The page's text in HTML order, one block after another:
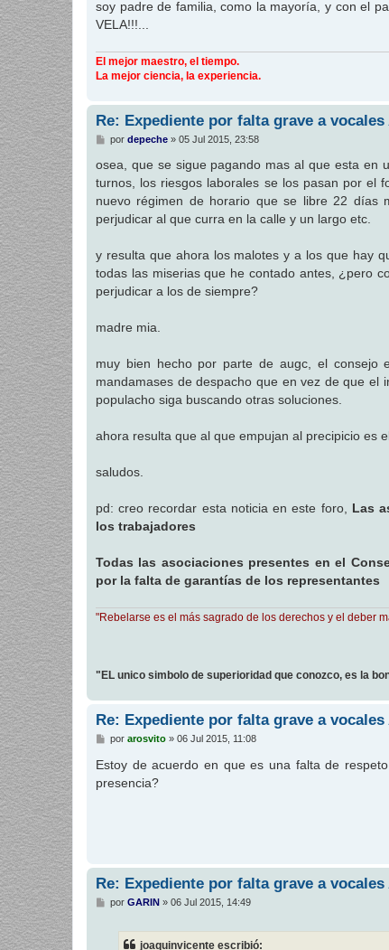
soy padre de familia, como la mayoría, y con el
VELA!!!...
El mejor maestro, el tiempo.
La mejor ciencia, la experiencia.
Re: Expediente por falta grave a vocales
M
n
a
j
e
por depeche» 05 Jul 2015, 23:58
osea, que se sigue pagando mas al que esta en
turnos, los riesgos laborales se los pasan por el
nuevo régimen de horario que se libre 22 días
perjudicar al que curra en la calle y un largo etc.
y resulta que ahora los malotes y a los que hay
todas las miserias que he contado antes, ¿pero
perjudicar a los de siempre?
madre mia.
muy bien hecho por parte de augc, el consejo
mandamases de despacho que en vez de que el
populacho siga buscando otras soluciones.
ahora resulta que al que empujan al precipicio es
saludos.
pd: creo recordar esta noticia en este foro, Las
los trabajadores
Todas las asociaciones presentes en el
por la falta de garantías de los representantes
"Rebelarse es el más sagrado de los derechos y el deber
"EL unico simbolo de superioridad que conozco, es la
Re: Expediente por falta grave a vocales
M
n
s
a
por arosvito» 06 Jul 2015, 11:08
Estoy de acuerdo en que es una falta de
presencia?
Re: Expediente por falta grave a vocales
M
por GARIN» 06 Jul 2015, 14:49
joaquinvicente escribió: